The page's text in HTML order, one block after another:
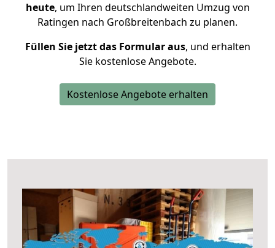
heute, um Ihren deutschlandweiten Umzug von
Ratingen nach Großbreitenbach zu planen.
Füllen Sie jetzt das Formular aus, und erhalten
Sie kostenlose Angebote.
Kostenlose Angebote erhalten